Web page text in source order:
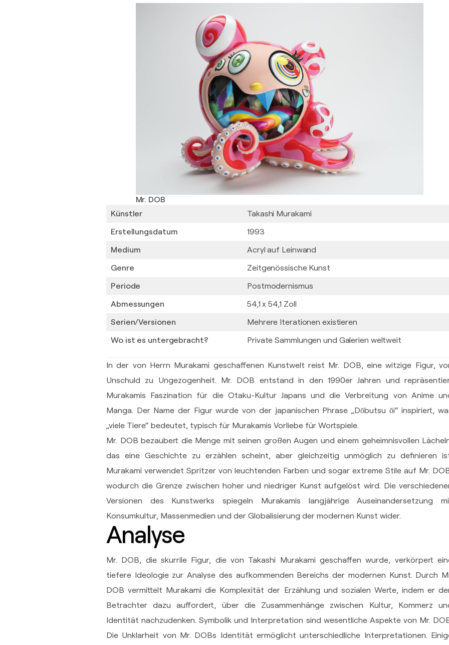
Mr. DOB
Künstler
Takashi Murakami
Erstellungsdatum
1993
Medium
Acryl auf Leinwand
Genre
Zeitgenössische Kunst
Periode
Postmodernismus
Abmessungen
54,1 x 54,1 Zoll
Serien/Versionen
Mehrere Iterationen existieren
Wo ist es untergebracht?
Private Sammlungen und Galerien weltweit
In der von Herrn Murakami geschaffenen Kunstwelt reist Mr. DOB, eine witzige Figur,
Unschuld zu Ungezogenheit. Mr. DOB entstand in den 1990er Jahren und
Murakamis Faszination für die Otaku-Kultur Japans und die Verbreitung von Anime
Manga. Der Name der Figur wurde von der japanischen Phrase „Dōbutsu ōi“ inspiriert,
„viele Tiere“ bedeutet, typisch für Murakamis Vorliebe für Wortspiele.
Mr. DOB bezaubert die Menge mit seinen großen Augen und einem geheimnisvollen
das eine Geschichte zu erzählen scheint, aber gleichzeitig unmöglich zu definieren
Murakami verwendet Spritzer von leuchtenden Farben und sogar extreme Stile auf Mr.
wodurch die Grenze zwischen hoher und niedriger Kunst aufgelöst wird. Die
Versionen des Kunstwerks spiegeln Murakamis langjährige Auseinandersetzung
Konsumkultur, Massenmedien und der Globalisierung der modernen Kunst wider.
Analyse
Mr. DOB, die skurrile Figur, die von Takashi Murakami geschaffen wurde, verkörpert
tiefere Ideologie zur Analyse des aufkommenden Bereichs der modernen Kunst. Durch
DOB vermittelt Murakami die Komplexität der Erzählung und sozialen Werte, indem er
Betrachter dazu auffordert, über die Zusammenhänge zwischen Kultur, Kommerz
Identität nachzudenken. Symbolik und Interpretation sind wesentliche Aspekte von Mr.
Die Unklarheit von Mr. DOBs Identität ermöglicht unterschiedliche Interpretationen.